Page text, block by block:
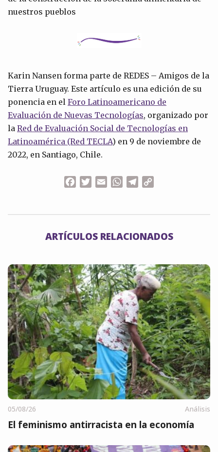
nuestros pueblos
Karin Nansen forma parte de REDES – Amigos de la
Tierra Uruguay. Este artículo es una edición de su
ponencia en el Foro Latinoamericano de
Evaluación de Nuevas Tecnologías, organizado por
la Red de Evaluación Social de Tecnologías en
Latinoamérica (Red TECLA) en 9 de noviembre de
2022, en Santiago, Chile.
FacebookTwitterEmailWhatsApp
Telegram
ARTÍCULOS RELACIONADOS
05/08/26 Análisis
El feminismo antirracista en la economía